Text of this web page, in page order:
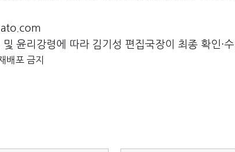
윤리강령에 따라 김기성 편집국장이 최종 확인·수
배포 금지